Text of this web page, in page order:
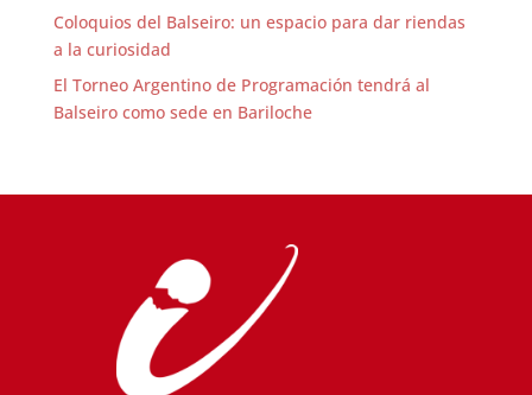
Coloquios del Balseiro: un espacio para dar riendas
a la curiosidad
El Torneo Argentino de Programación tendrá al
Balseiro como sede en Bariloche